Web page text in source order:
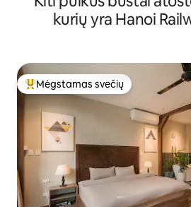
kurių yra Hanoi
Svečių mėgstamiausias
Mėgstamas svečių